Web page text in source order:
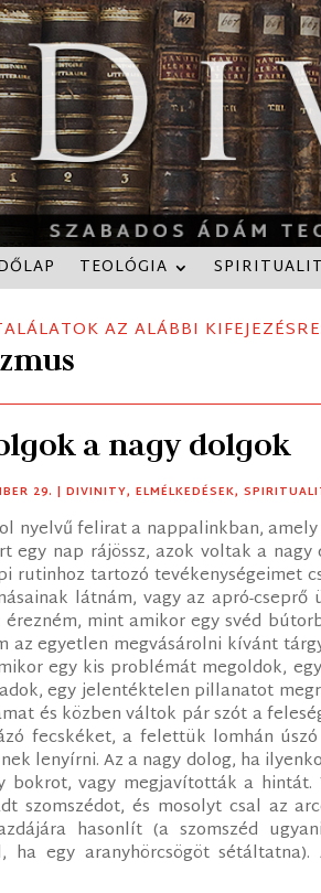
TEOLÓGIA
AZ ALÁBBI
a nagy dolgok
29. |DIVINITY,ELMÉLKEDÉSEK,
nyelvű felirat a nappalinkban,
egy nap rájössz, azok voltak a
rutinhoz tartozó tevékenységeimet
látnám, vagy az apró-
érezném, mint amikor egy svéd
az egyetlen megvásárolni kívánt
egy kis problémát megoldok,
egy jelentéktelen pillanatot
és közben váltok pár szót a
fecskéket, a felettük lomhán
lenyírni. Az a nagy dolog, ha
bokrot, vagy megjavították a
szomszédot, és mosolyt csal az
hasonlít (a szomszéd
ha egy aranyhörcsögöt